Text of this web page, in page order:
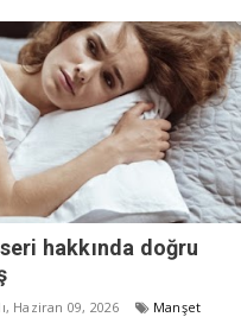
hakkında doğru
Haziran 09, 2026 Manşet